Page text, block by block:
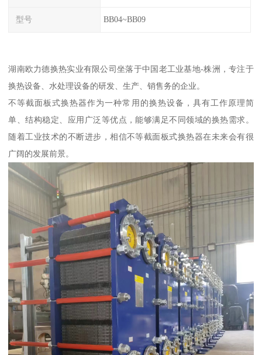
型号 BB04~BB09
湖南欧力德换热实业有限公司坐落于中国老工业基地-株洲，专注于
换热设备、水处理设备的研发、生产、销售务的企业。
不等截面板式换热器作为一种常用的换热设备，具有工作原理简
单、结构稳定、应用广泛等优点，能够满足不同领域的换热需求。
随着工业技术的不断进步，相信不等截面板式换热器在未来会有很
广阔的发展前景。